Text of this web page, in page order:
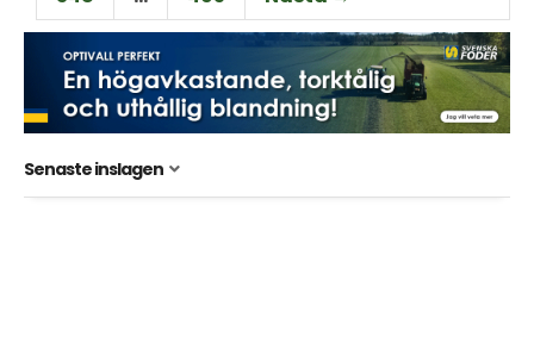
Senaste inslagen